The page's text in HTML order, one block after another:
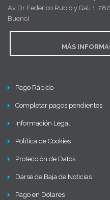
Av Dr Federico Rubio y Gali 1,
Bueno)
MÁS
Pago Rápido
Completar pagos pendientes
Información Legal
Política de Cookies
Protección de Datos
Darse de Baja de Noticias
Pago en Dólares